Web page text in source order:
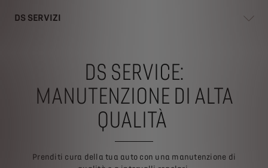
DS SERVIZI
DS SERVICE:
MANUTENZIONE DI ALTA
QUALITÀ
Prenditi cura della tua auto con una manutenzione di